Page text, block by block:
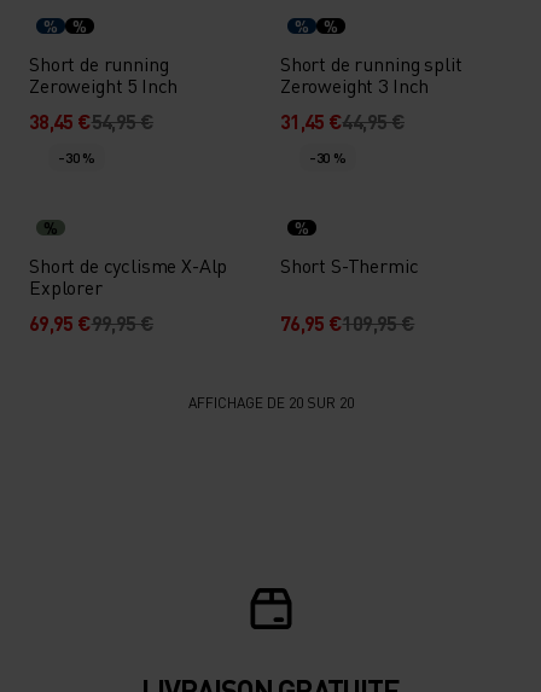
% %
Short de running
Zeroweight 5 Inch
38,45 €54,95 €
% %
Short de running split
Zeroweight 3 Inch
31,45 €44,95 €
-30 %
%
Short de cyclisme X-Alp
Explorer
69,95 €99,95 €
-30 %
%
Short S-Thermic
76,95 €109,95 €
AFFICHAGE DE 20 SUR 20